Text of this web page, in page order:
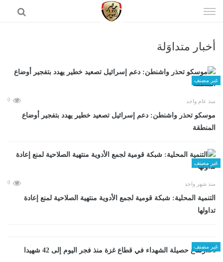
الى
أخبار متداوَلة
غير مصنف
منذ عام واحد 0
موسكو تحذر واشنطن: دعم إسرائيل تصعيد خطير يهدد بتفجير أوضاع
المنطقة
غير مصنف
منذ شهر واحد 0
التنمية المحلية: شبكة قومية لجمع الأدوية منتهية الصلاحية لمنع إعادة
تداولها
غير مصنف